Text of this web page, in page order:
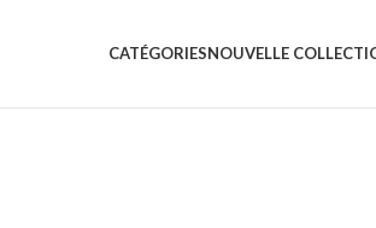
CATÉGORIESNOUVELLE